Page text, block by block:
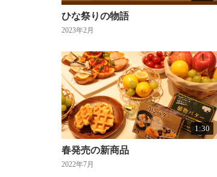
ひな祭りの物語
2023年2月
1:30
春発売の新商品
2022年7月